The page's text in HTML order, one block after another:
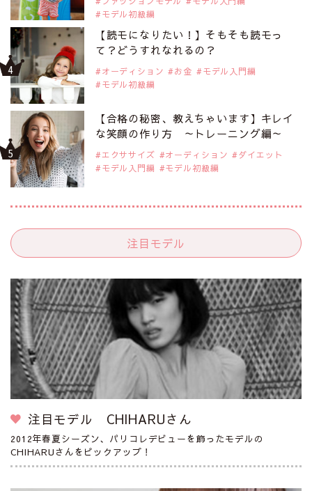
モデル初級編
【読モになりたい！】そもそも読モっ
て？どうすれなれるの？
オーディション お金
モデル入門編
モデル初級編
【合格の秘密、教えちゃいます】キレイ
な笑顔の作り方 ～トレーニング編～
エクササイズ オーディション
ダイエット
モデル入門編
モデル初級編
注目モデル
注目モデル CHIHARUさん
2012年春夏シーズン、パリコレデビューを飾ったモデルの
CHIHARUさんをピックアップ！